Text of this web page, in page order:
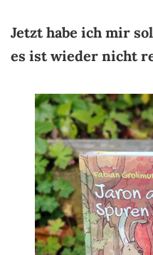
Jetzt habe ich mir
es ist wieder nicht